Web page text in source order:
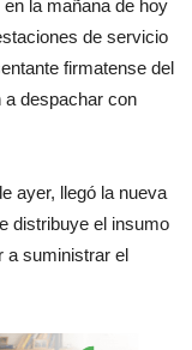
la mañana de hoy
de servicio
firmatense del
a despachar con
ayer, llegó la nueva
distribuye el insumo
a suministrar el